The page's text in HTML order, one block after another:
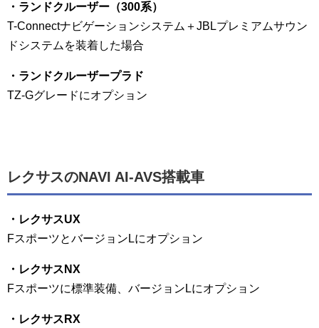
・ランドクルーザー（300系）
T-Connectナビゲーションシステム＋JBLプレミアムサウン
ドシステムを装着した場合
・ランドクルーザープラド
TZ-Gグレードにオプション
レクサスのNAVI AI-AVS搭載車
・レクサスUX
FスポーツとバージョンLにオプション
・レクサスNX
Fスポーツに標準装備、バージョンLにオプション
・レクサスRX